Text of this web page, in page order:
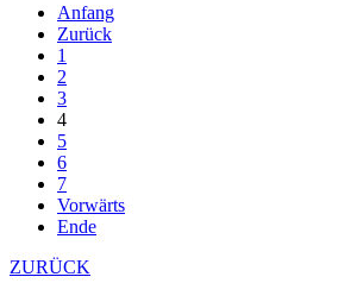
Anfang
Zurück
1
2
3
4
5
6
7
Vorwärts
Ende
ZURÜCK